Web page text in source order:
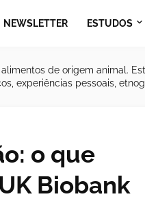
NEWSLETTER ESTUDOS
de origem animal.
experiências pessoais,
o que
Biobank